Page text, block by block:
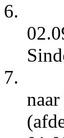
6.
7.